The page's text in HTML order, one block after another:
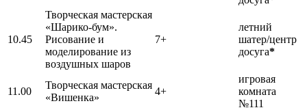
10.45
Творческая мастерская
«Шарико-бум».
Рисование и
моделирование из
воздушных шаров
7+
летний
шатер/центр
досуга*
11.00
Творческая мастерская
«Вишенка»
4+
игровая
комната
№111